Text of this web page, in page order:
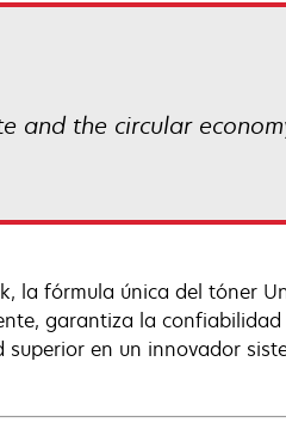
and the circular
la fórmula única del tóner
garantiza la confiabilidad
en un innovador